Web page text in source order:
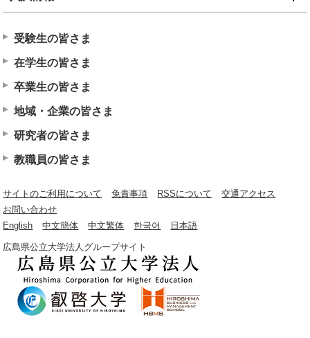
受験生の皆さま
在学生の皆さま
卒業生の皆さま
地域・企業の皆さま
研究者の皆さま
教職員の皆さま
サイトのご利用について 免責事項 RSSについて
交通アクセス
お問い合わせ
English
中文簡体 中文繁体 한국어 日本語
広島県公立大学法人グループサイト